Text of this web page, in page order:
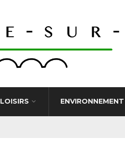
LOISIRS ENVIRONNEMENT